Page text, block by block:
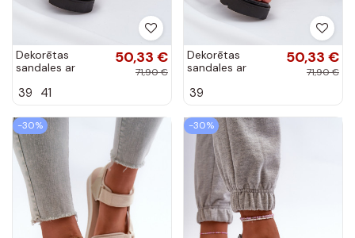
Dekorētas
sandales ar
leoparda
brūnas krāsas
Tatellia
50,33 €
71,90 €
39 41
Dekorētas
sandales ar
krāsas Tatellia
50,33 €
71,90 €
39
-30% -30%